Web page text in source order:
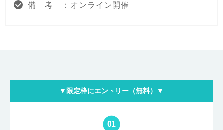
備 考 ：オンライン開催
▼限定枠にエントリー（無料）▼
01